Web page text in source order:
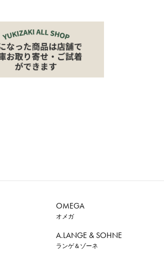
OMEGA
オメガ
A.LANGE & SOHNE
ランゲ＆ゾーネ